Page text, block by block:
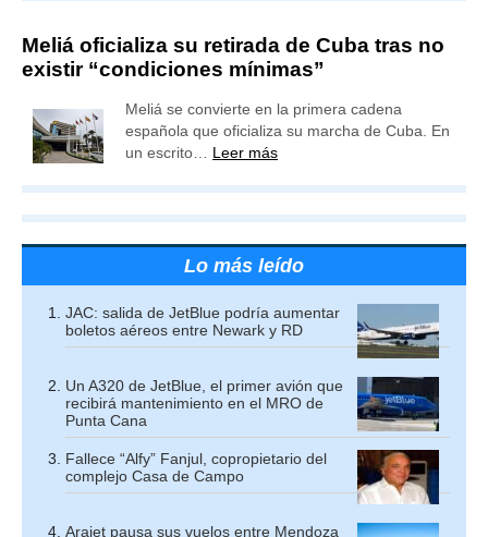
Meliá oficializa su retirada de Cuba tras no
existir “condiciones mínimas”
Meliá se convierte en la primera cadena
española que oficializa su marcha de Cuba. En
un escrito… Leer más
Lo más leído
JAC: salida de JetBlue podría aumentar
boletos aéreos entre Newark y RD
Un A320 de JetBlue, el primer avión que
recibirá mantenimiento en el MRO de
Punta Cana
Fallece “Alfy” Fanjul, copropietario del
complejo Casa de Campo
Arajet pausa sus vuelos entre Mendoza